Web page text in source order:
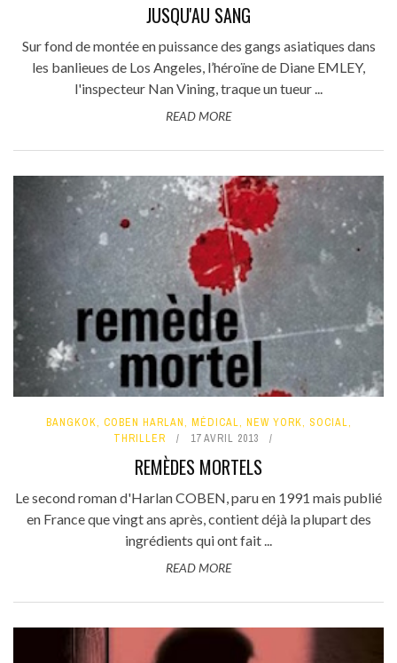
JUSQU'AU SANG
Sur fond de montée en puissance des gangs asiatiques dans
les banlieues de Los Angeles, l’héroïne de Diane EMLEY,
l'inspecteur Nan Vining, traque un tueur ...
READ MORE
BANGKOK, COBEN HARLAN, MÉDICAL, NEW YORK, SOCIAL,
THRILLER
17 AVRIL 2013
REMÈDES MORTELS
Le second roman d'Harlan COBEN, paru en 1991 mais publié
en France que vingt ans après, contient déjà la plupart des
ingrédients qui ont fait ...
READ MORE